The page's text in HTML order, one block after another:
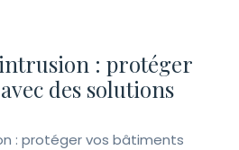
: protéger
des solutions
: protéger vos bâtiments